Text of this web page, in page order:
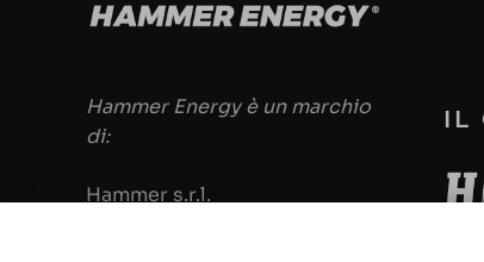
Hammer Energy è un marchio
di:
Hammer s.r.l.
IL